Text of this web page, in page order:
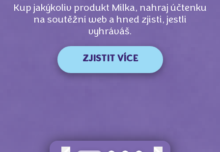
Kup jakýkoliv produkt Milka, nahraj účtenku
na soutěžní web a hned zjisti, jestli
vyhráváš.
ZJISTIT VÍCE